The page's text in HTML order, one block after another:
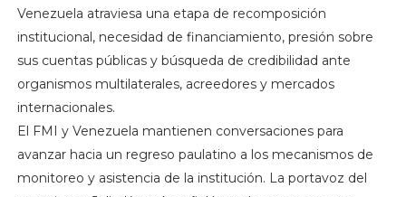
Venezuela atraviesa una etapa de recomposición
institucional, necesidad de financiamiento, presión sobre
sus cuentas públicas y búsqueda de credibilidad ante
organismos multilaterales, acreedores y mercados
internacionales.
El FMI y Venezuela mantienen conversaciones para
avanzar hacia un regreso paulatino a los mecanismos de
monitoreo y asistencia de la institución. La portavoz del